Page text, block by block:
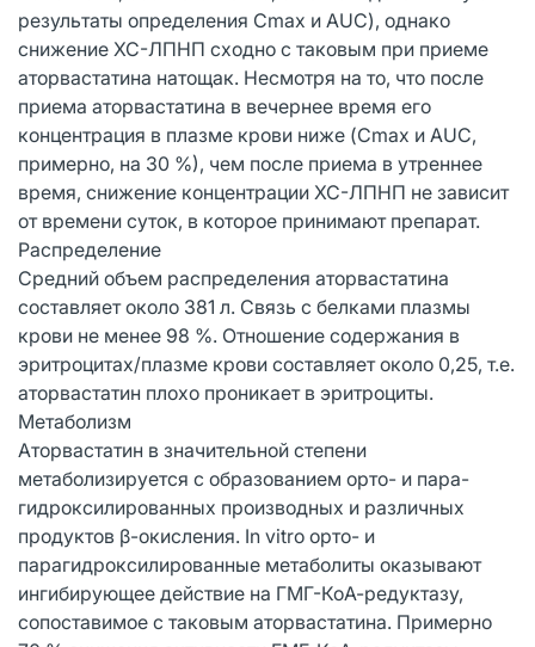
результаты определения Сmax и AUC), однако
снижение ХС-ЛПНП сходно с таковым при приеме
аторвастатина натощак. Несмотря на то, что после
приема аторвастатина в вечернее время его
концентрация в плазме крови ниже (Cmax и AUC,
примерно, на 30 %), чем после приема в утреннее
время, снижение концентрации ХС-ЛПНП не зависит
от времени суток, в которое принимают препарат.
Распределение
Средний объем распределения аторвастатина
составляет около 381 л. Связь с белками плазмы
крови не менее 98 %. Отношение содержания в
эритроцитах/плазме крови составляет около 0,25, т.е.
аторвастатин плохо проникает в эритроциты.
Метаболизм
Аторвастатин в значительной степени
метаболизируется с образованием орто- и пара-
гидроксилированных производных и различных
продуктов β-окисления. In vitro орто- и
парагидроксилированные метаболиты оказывают
ингибирующее действие на ГМГ-КоА-редуктазу,
сопоставимое с таковым аторвастатина. Примерно